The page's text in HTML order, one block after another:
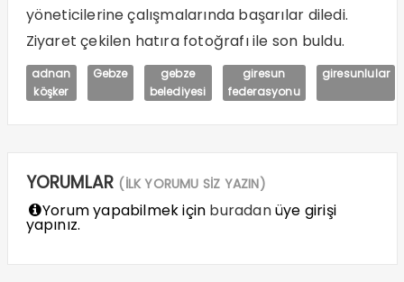
yöneticilerine çalışmalarında başarılar diledi.
Ziyaret çekilen hatıra fotoğrafı ile son buldu.
adnan
köşker
Gebze
gebze
belediyesi
giresun
federasyonu
giresunlular
YORUMLAR (İLK YORUMU SİZ YAZIN)
Yorum yapabilmek için buradanüye girişi
yapınız.